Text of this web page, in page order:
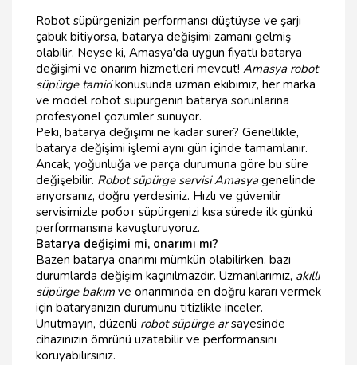
Robot süpürgenizin performansı düştüyse ve şarjı
çabuk bitiyorsa, batarya değişimi zamanı gelmiş
olabilir. Neyse ki, Amasya'da uygun fiyatlı batarya
değişimi ve onarım hizmetleri mevcut! Amasya robot
süpürge tamirikonusunda uzman ekibimiz, her marka
ve model robot süpürgenin batarya sorunlarına
profesyonel çözümler sunuyor.
Peki, batarya değişimi ne kadar sürer? Genellikle,
batarya değişimi işlemi aynı gün içinde tamamlanır.
Ancak, yoğunluğa ve parça durumuna göre bu süre
değişebilir. Robot süpürge servisi Amasyagenelinde
arıyorsanız, doğru yerdesiniz. Hızlı ve güvenilir
servisimizle робот süpürgenizi kısa sürede ilk günkü
performansına kavuşturuyoruz.
Batarya değişimi mi, onarımı mı?
Bazen batarya onarımı mümkün olabilirken, bazı
durumlarda değişim kaçınılmazdır. Uzmanlarımız, akıllı
süpürge bakım ve onarımında en doğru kararı vermek
için bataryanızın durumunu titizlikle inceler.
Unutmayın, düzenli robot süpürge arsayesinde
cihazınızın ömrünü uzatabilir ve performansını
koruyabilirsiniz.